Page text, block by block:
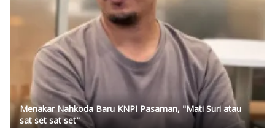
Menakar Nahkoda Baru KNPI Pasaman, "Mati Suri atau
sat set sat set"